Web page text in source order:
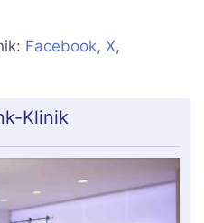
Facebook,X,
Klinik